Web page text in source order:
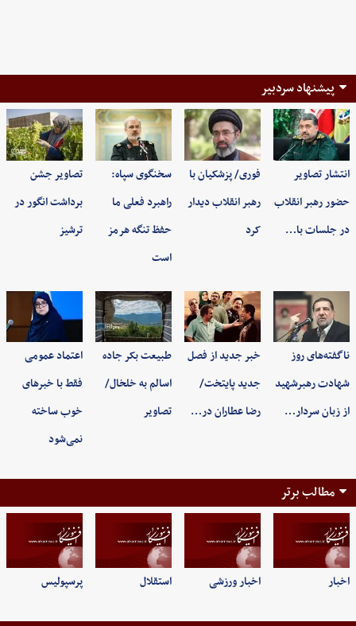
پیشنهاد سردبیر
انتشار تصاویر
حضور رهبر انقلاب
در جلسات با…
فوری/ پزشکیان با
رهبر انقلاب دیدار
کرد
سخنگوی سپاه:
راهبرد فعلی ما
حفظ تنگه هرمز
است
تصاویر جشن
برداشت انگور در
ترشیز
ناگفته‌های روز
شهادت رهبرشهید
از زبان سردار…
خبر جدید از فصل
جدید پایتخت/
رضا عطاران در…
طبیعت بکر جاده
اسالم به خلخال/
تصاویر
اعتماد عمومی
فقط با خبرهای
خوب ساخته
نمی‌شود
مطالب برتر
اخبار اخبار ورزشی استقلال پرسپولیس